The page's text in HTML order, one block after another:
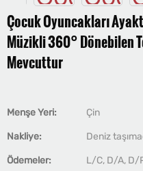
Çocuk Oyuncakları
Müzikli 360° Dönebilen
Mevcuttur
Menşe Yeri: Çin
Nakliye: Deniz
Ödemeler:
L/C, D/A, D/